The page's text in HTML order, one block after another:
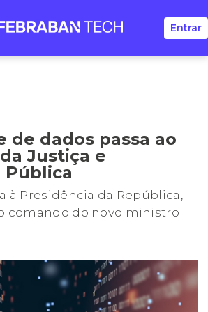
Entrar
de dados passa ao
Justiça e
Pública
à Presidência da República,
comando do novo ministro